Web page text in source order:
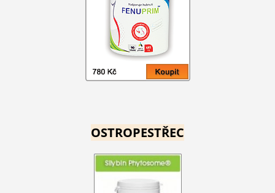
OSTROPESTŘEC